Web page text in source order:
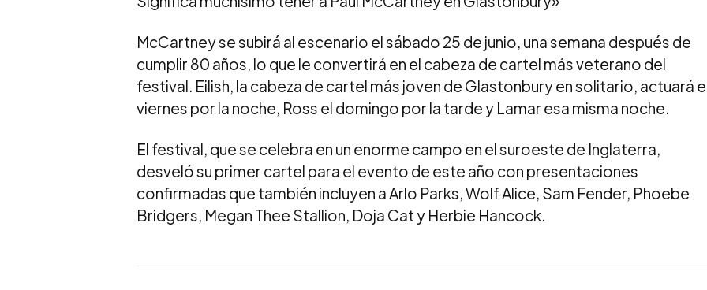
McCartney se subirá al escenario el sábado 25 de junio, una semana después de
cumplir 80 años, lo que le convertirá en el cabeza de cartel más veterano del
festival. Eilish, la cabeza de cartel más joven de Glastonbury en solitario, actuará
viernes por la noche, Ross el domingo por la tarde y Lamar esa misma noche.
El festival, que se celebra en un enorme campo en el suroeste de Inglaterra,
desveló su primer cartel para el evento de este año con presentaciones
confirmadas que también incluyen a Arlo Parks, Wolf Alice, Sam Fender, Phoebe
Bridgers, Megan Thee Stallion, Doja Cat y Herbie Hancock.